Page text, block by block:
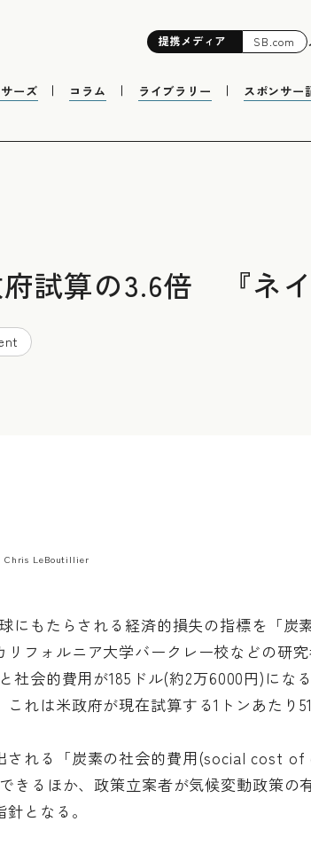
提携メディア SB.com
ーズ コラム ライブラリー スポンサー
試算の3.6倍 『ネ
Chris LeBoutillier
にもたらされる経済的損失の指標を「炭
フォルニア大学バークレー校などの研究
社会的費用が185ドル(約2万6000円)にな
これは米政府が現在試算する1トンあたり
される「炭素の社会的費用(social cost of
きるほか、政策立案者が気候変動政策の
となる。